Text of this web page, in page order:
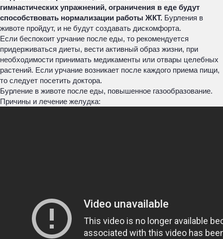
гимнастических упражнений, ограничения в еде будут
способствовать нормализации работы ЖКТ. Бурления в
животе пройдут, и не будут создавать дискомфорта.
Если беспокоит урчание после еды, то рекомендуется
придерживаться диеты, вести активный образ жизни, при
необходимости принимать медикаменты или отвары целебных
растений. Если урчание возникает после каждого приема пищи,
то следует посетить доктора.
Бурление в животе после еды, повышенное газообразование.
Причины и лечение желудка: